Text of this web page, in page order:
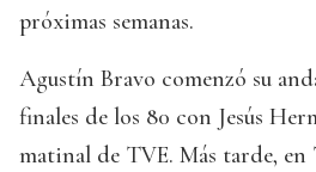
próximas semanas.
Agustín Bravo comenzó su
finales de los 80 con Jesús
matinal de TVE. Más tarde, en